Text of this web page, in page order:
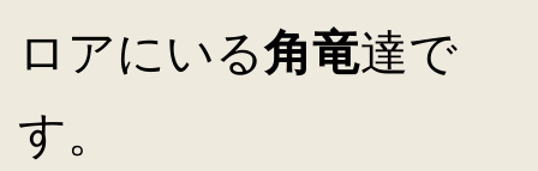
ロアにいる角竜達で
す。